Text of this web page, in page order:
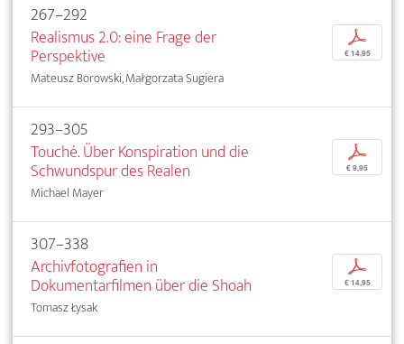
267–292
Realismus 2.0: eine Frage der
Perspektive
Mateusz Borowski, Małgorzata Sugiera
p
€ 14,95
293–305
Touché. Über Konspiration und die
Schwundspur des Realen
Michael Mayer
p
€ 9,95
307–338
Archivfotografien in
Dokumentarfilmen über die Shoah
Tomasz Łysak
p
€ 14,95